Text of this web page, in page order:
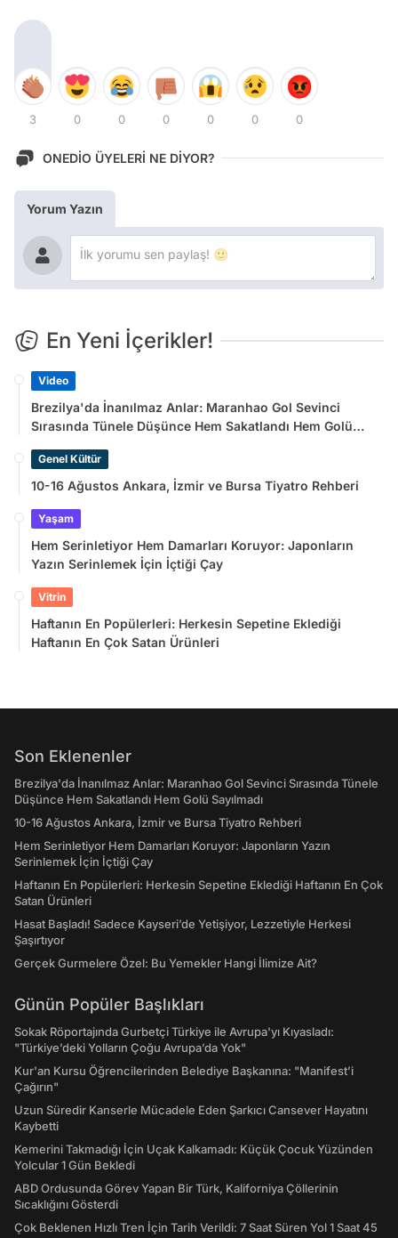
3 0 0 0 0 0 0
ONEDİO ÜYELERİ NE DİYOR?
Yorum Yazın
En Yeni İçerikler!
Video
Brezilya'da İnanılmaz Anlar: Maranhao Gol Sevinci
Sırasında Tünele Düşünce Hem Sakatlandı Hem Golü
Genel Kültür
10-16 Ağustos Ankara, İzmir ve Bursa Tiyatro Rehberi
Yaşam
Hem Serinletiyor Hem Damarları Koruyor: Japonların
Yazın Serinlemek İçin İçtiği Çay
Vitrin
Haftanın En Popülerleri: Herkesin Sepetine Eklediği
Haftanın En Çok Satan Ürünleri
Son Eklenenler
Brezilya'da İnanılmaz Anlar: Maranhao Gol Sevinci Sırasında Tünele
Düşünce Hem Sakatlandı Hem Golü Sayılmadı
10-16 Ağustos Ankara, İzmir ve Bursa Tiyatro Rehberi
Hem Serinletiyor Hem Damarları Koruyor: Japonların Yazın
Serinlemek İçin İçtiği Çay
Haftanın En Popülerleri: Herkesin Sepetine Eklediği Haftanın En Çok
Satan Ürünleri
Hasat Başladı! Sadece Kayseri’de Yetişiyor, Lezzetiyle Herkesi
Şaşırtıyor
Gerçek Gurmelere Özel: Bu Yemekler Hangi İlimize Ait?
Günün Popüler Başlıkları
Sokak Röportajında Gurbetçi Türkiye ile Avrupa'yı Kıyasladı:
"Türkiye’deki Yolların Çoğu Avrupa’da Yok"
Kur'an Kursu Öğrencilerinden Belediye Başkanına: "Manifest’i
Çağırın"
Uzun Süredir Kanserle Mücadele Eden Şarkıcı Cansever Hayatını
Kaybetti
Kemerini Takmadığı İçin Uçak Kalkamadı: Küçük Çocuk Yüzünden
Yolcular 1 Gün Bekledi
ABD Ordusunda Görev Yapan Bir Türk, Kaliforniya Çöllerinin
Sıcaklığını Gösterdi
Çok Beklenen Hızlı Tren İçin Tarih Verildi: 7 Saat Süren Yol 1 Saat 45